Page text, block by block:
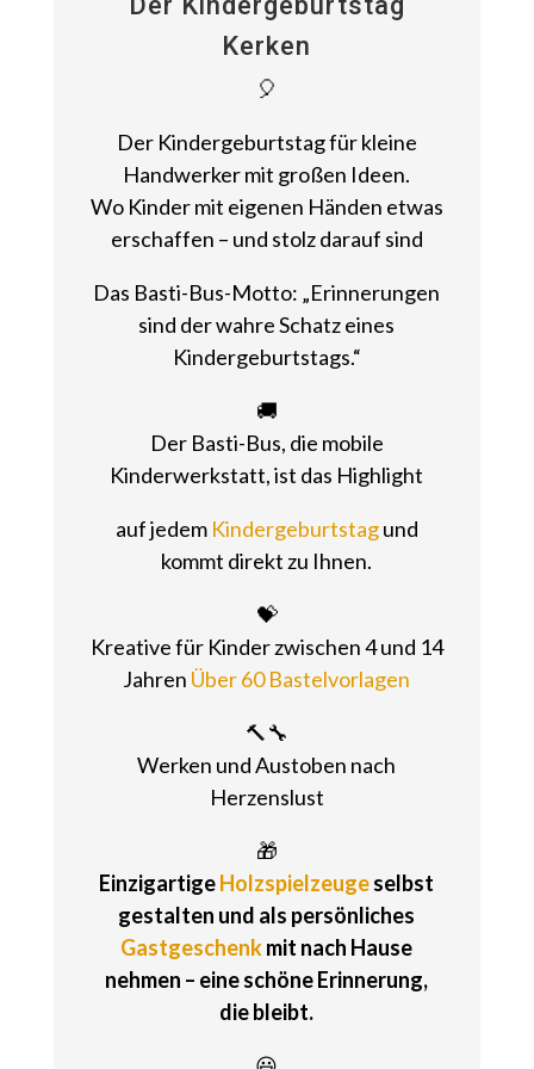
Kerken
🎈
Der Kindergeburtstag für kleine
Handwerker mit großen Ideen.
Wo Kinder mit eigenen Händen etwas
erschaffen – und stolz darauf sind
Das Basti-Bus-Motto: „Erinnerungen
sind der wahre Schatz eines
Kindergeburtstags.“
🚚
Der Basti-Bus, die mobile
Kinderwerkstatt, ist das Highlight
auf jedem Kindergeburtstagund
kommt direkt zu Ihnen.
💝
Kreative für Kinder zwischen 4 und 14
Jahren Über 60 Bastelvorlagen
🔨🔧
Werken und Austoben nach
Herzenslust
🎁
EinzigartigeHolzspielzeugeselbst
gestalten und als persönliches
Gastgeschenkmit nach Hause
nehmen – eine schöne Erinnerung,
die bleibt.